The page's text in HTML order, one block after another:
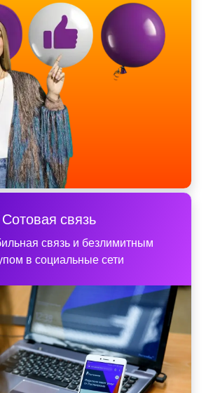
Сотовая связь
связь и безлимитным
в социальные сети